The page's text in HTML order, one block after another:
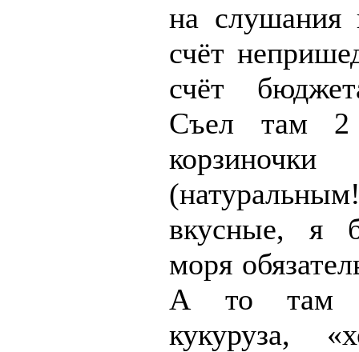
на слушания
счёт
счёт
Съел там 2
вкусные, я
моря
А то там
кукуруза,